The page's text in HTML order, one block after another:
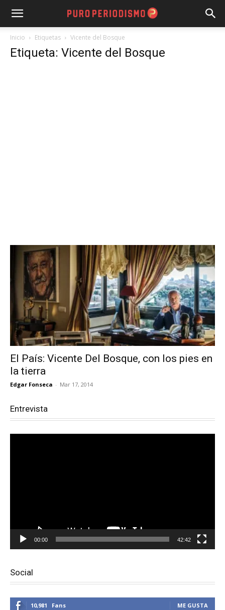
Inicio Etiquetas Vicente del Bosque
Etiqueta: Vicente del Bosque
El País: Vicente Del Bosque, con los pies en
la tierra
Edgar Fonseca - Mar 17, 2014
Entrevista
00:00 42:42
Social
10,981 Fans ME GUSTA